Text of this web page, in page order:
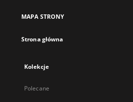
MAPA STRONY
Strona główna
Kolekcje
Polecane